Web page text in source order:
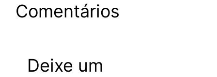
Comentários
Deixe um